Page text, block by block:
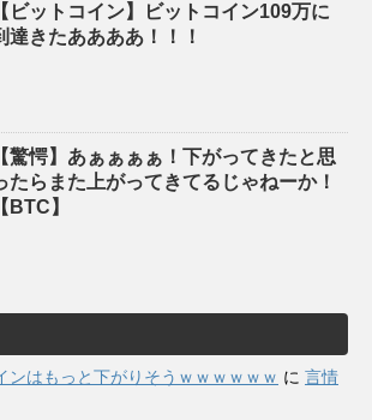
【ビットコイン】ビットコイン109万に
達きたああああ！！！
【驚愕】あぁぁぁぁ！下がってきたと思
たらまた上がってきてるじゃねーか！
【BTC】
ンはもっと下がりそうｗｗｗｗｗｗ に 言情